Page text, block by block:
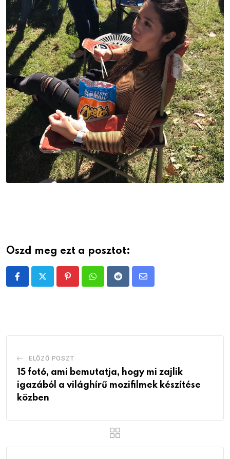
Oszd meg ezt a posztot:
PinterestWhatsappRedditShare
ELŐZŐ POSZT
15 fotó, ami bemutatja, hogy mi zajlik
igazából a világhírű mozifilmek készítése
közben